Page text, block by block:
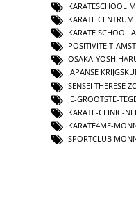
KARATESCHOOL
KARATE
KARATE SCHOOL
POSITIVITEIT-
OSAKA-
JAPANSE
SENSEI THERESE
JE-GROOTSTE-
KARATE-CLINIC-
KARATE4ME-
SPORTCLUB